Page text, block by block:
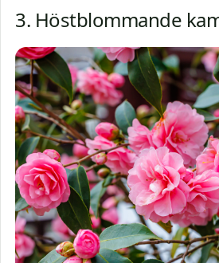
3. Höstblommande